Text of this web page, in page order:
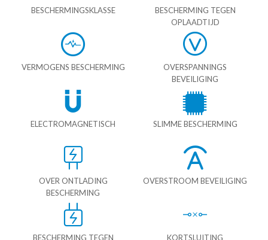
BESCHERMINGSKLASSE
BESCHERMING TEGEN
OPLAADTIJD
VERMOGENS BESCHERMING
OVERSPANNINGS
BEVEILIGING
ELECTROMAGNETISCH SLIMME BESCHERMING
OVER ONTLADING
BESCHERMING
OVERSTROOM BEVEILIGING
BESCHERMING TEGEN
KORTSLUITING